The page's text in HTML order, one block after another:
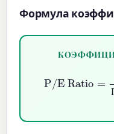
Формула